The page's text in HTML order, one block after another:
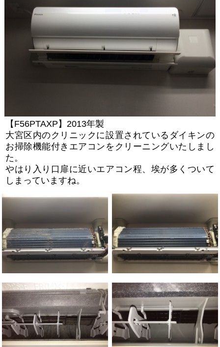
【F56PTAXP】2013年製
大宮区内のクリニックに設置されているダイキンの
お掃除機能付きエアコンをクリーニングいたしまし
た。
やはり入り口扉に近いエアコン程、埃が多くついて
しまっていますね。